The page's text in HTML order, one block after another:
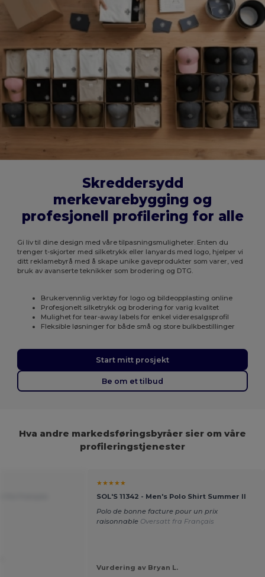
Skreddersydd
merkevarebygging og
profesjonell profilering for alle
Gi liv til dine design med våre tilpasningsmuligheter. Enten du
trenger t-skjorter med silketrykk eller lanyards med logo, hjelper vi
ditt reklamebyrå med å skape unike gaveprodukter som varer, ved
bruk av avanserte teknikker som brodering og DTG.
Brukervennlig verktøy for logo og bildeopplasting online
Profesjonelt silketrykk og brodering for varig kvalitet
Mulighet for tear-away labels for enkel videresalgsprofil
Fleksible løsninger for både små og store bulkbestillinger
Start mitt prosjekt
Be om et tilbud
Hva andre markedsføringsbyråer sier om våre
profileringstjenester
★★★★★
SOL'S 11342 - Men's Polo Shirt Summer II
Polo de bonne facture pour un prix
raisonnable Oversatt fra Français
Vurdering av Bryan L.